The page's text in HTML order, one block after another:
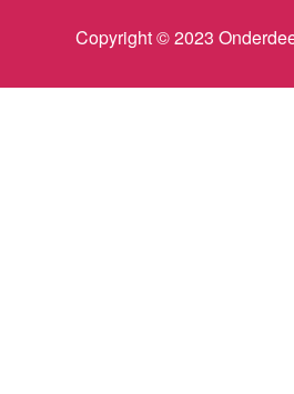
Copyright © 2023